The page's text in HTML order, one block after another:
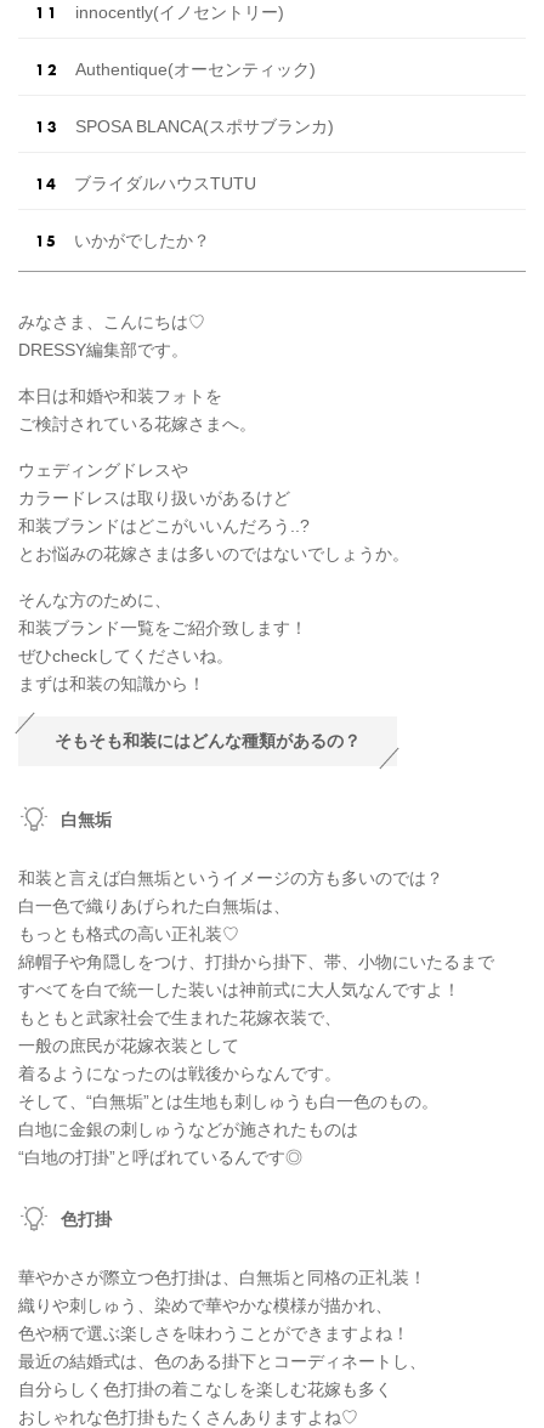
innocently(イノセントリー)
Authentique(オーセンティック)
SPOSA BLANCA(スポサブランカ)
ブライダルハウスTUTU
いかがでしたか？
みなさま、こんにちは♡
DRESSY編集部です。
本日は和婚や和装フォトを
ご検討されている花嫁さまへ。
ウェディングドレスや
カラードレスは取り扱いがあるけど
和装ブランドはどこがいいんだろう..?
とお悩みの花嫁さまは多いのではないでしょうか。
そんな方のために、
和装ブランド一覧をご紹介致します！
ぜひcheckしてくださいね。
まずは和装の知識から！
そもそも和装にはどんな種類があるの？
白無垢
和装と言えば白無垢というイメージの方も多いのでは？
白一色で織りあげられた白無垢は、
もっとも格式の高い正礼装♡
綿帽子や角隠しをつけ、打掛から掛下、帯、小物にいたるまで
すべてを白で統一した装いは神前式に大人気なんですよ！
もともと武家社会で生まれた花嫁衣装で、
一般の庶民が花嫁衣装として
着るようになったのは戦後からなんです。
そして、“白無垢”とは生地も刺しゅうも白一色のもの。
白地に金銀の刺しゅうなどが施されたものは
“白地の打掛”と呼ばれているんです◎
色打掛
華やかさが際立つ色打掛は、白無垢と同格の正礼装！
織りや刺しゅう、染めで華やかな模様が描かれ、
色や柄で選ぶ楽しさを味わうことができますよね！
最近の結婚式は、色のある掛下とコーディネートし、
自分らしく色打掛の着こなしを楽しむ花嫁も多く
おしゃれな色打掛もたくさんありますよね♡